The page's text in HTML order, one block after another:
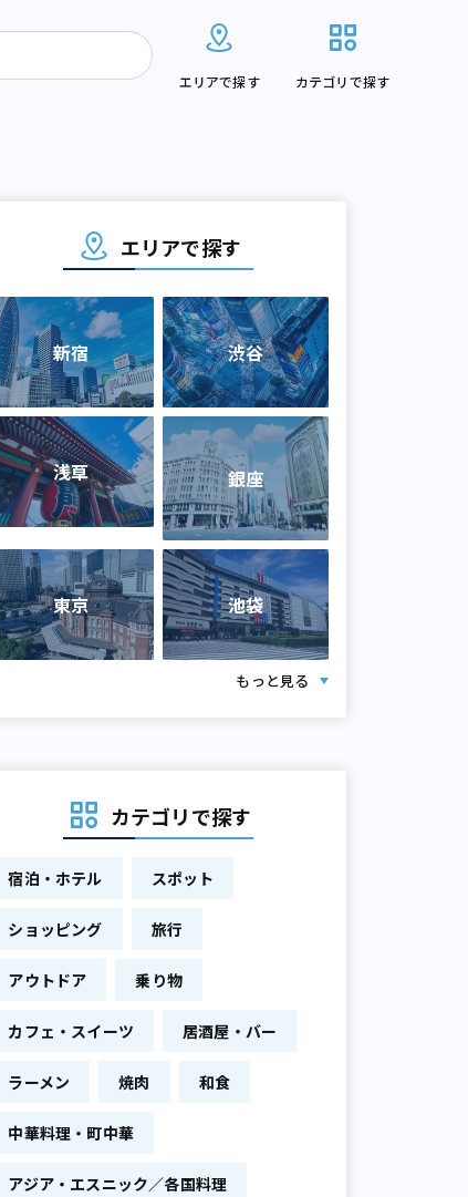
エリアで探す カテゴリで探す
エリアで探す
新宿 渋谷
浅草 銀座
東京 池袋
もっと見る
カテゴリで探す
宿泊・ホテル スポット
ショッピング 旅行
アウトドア 乗り物
カフェ・スイーツ 居酒屋・バー
ラーメン 焼肉 和食
中華料理・町中華
アジア・エスニック／各国料理